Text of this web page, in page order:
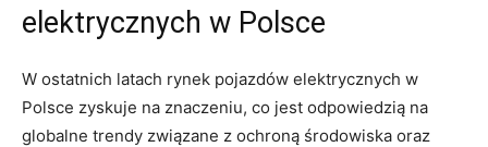
elektrycznych w Polsce
W ostatnich latach rynek pojazdów elektrycznych w
Polsce zyskuje na znaczeniu, co⁤ jest odpowiedzią na
globalne ⁢trendy związane z ochroną środowiska oraz